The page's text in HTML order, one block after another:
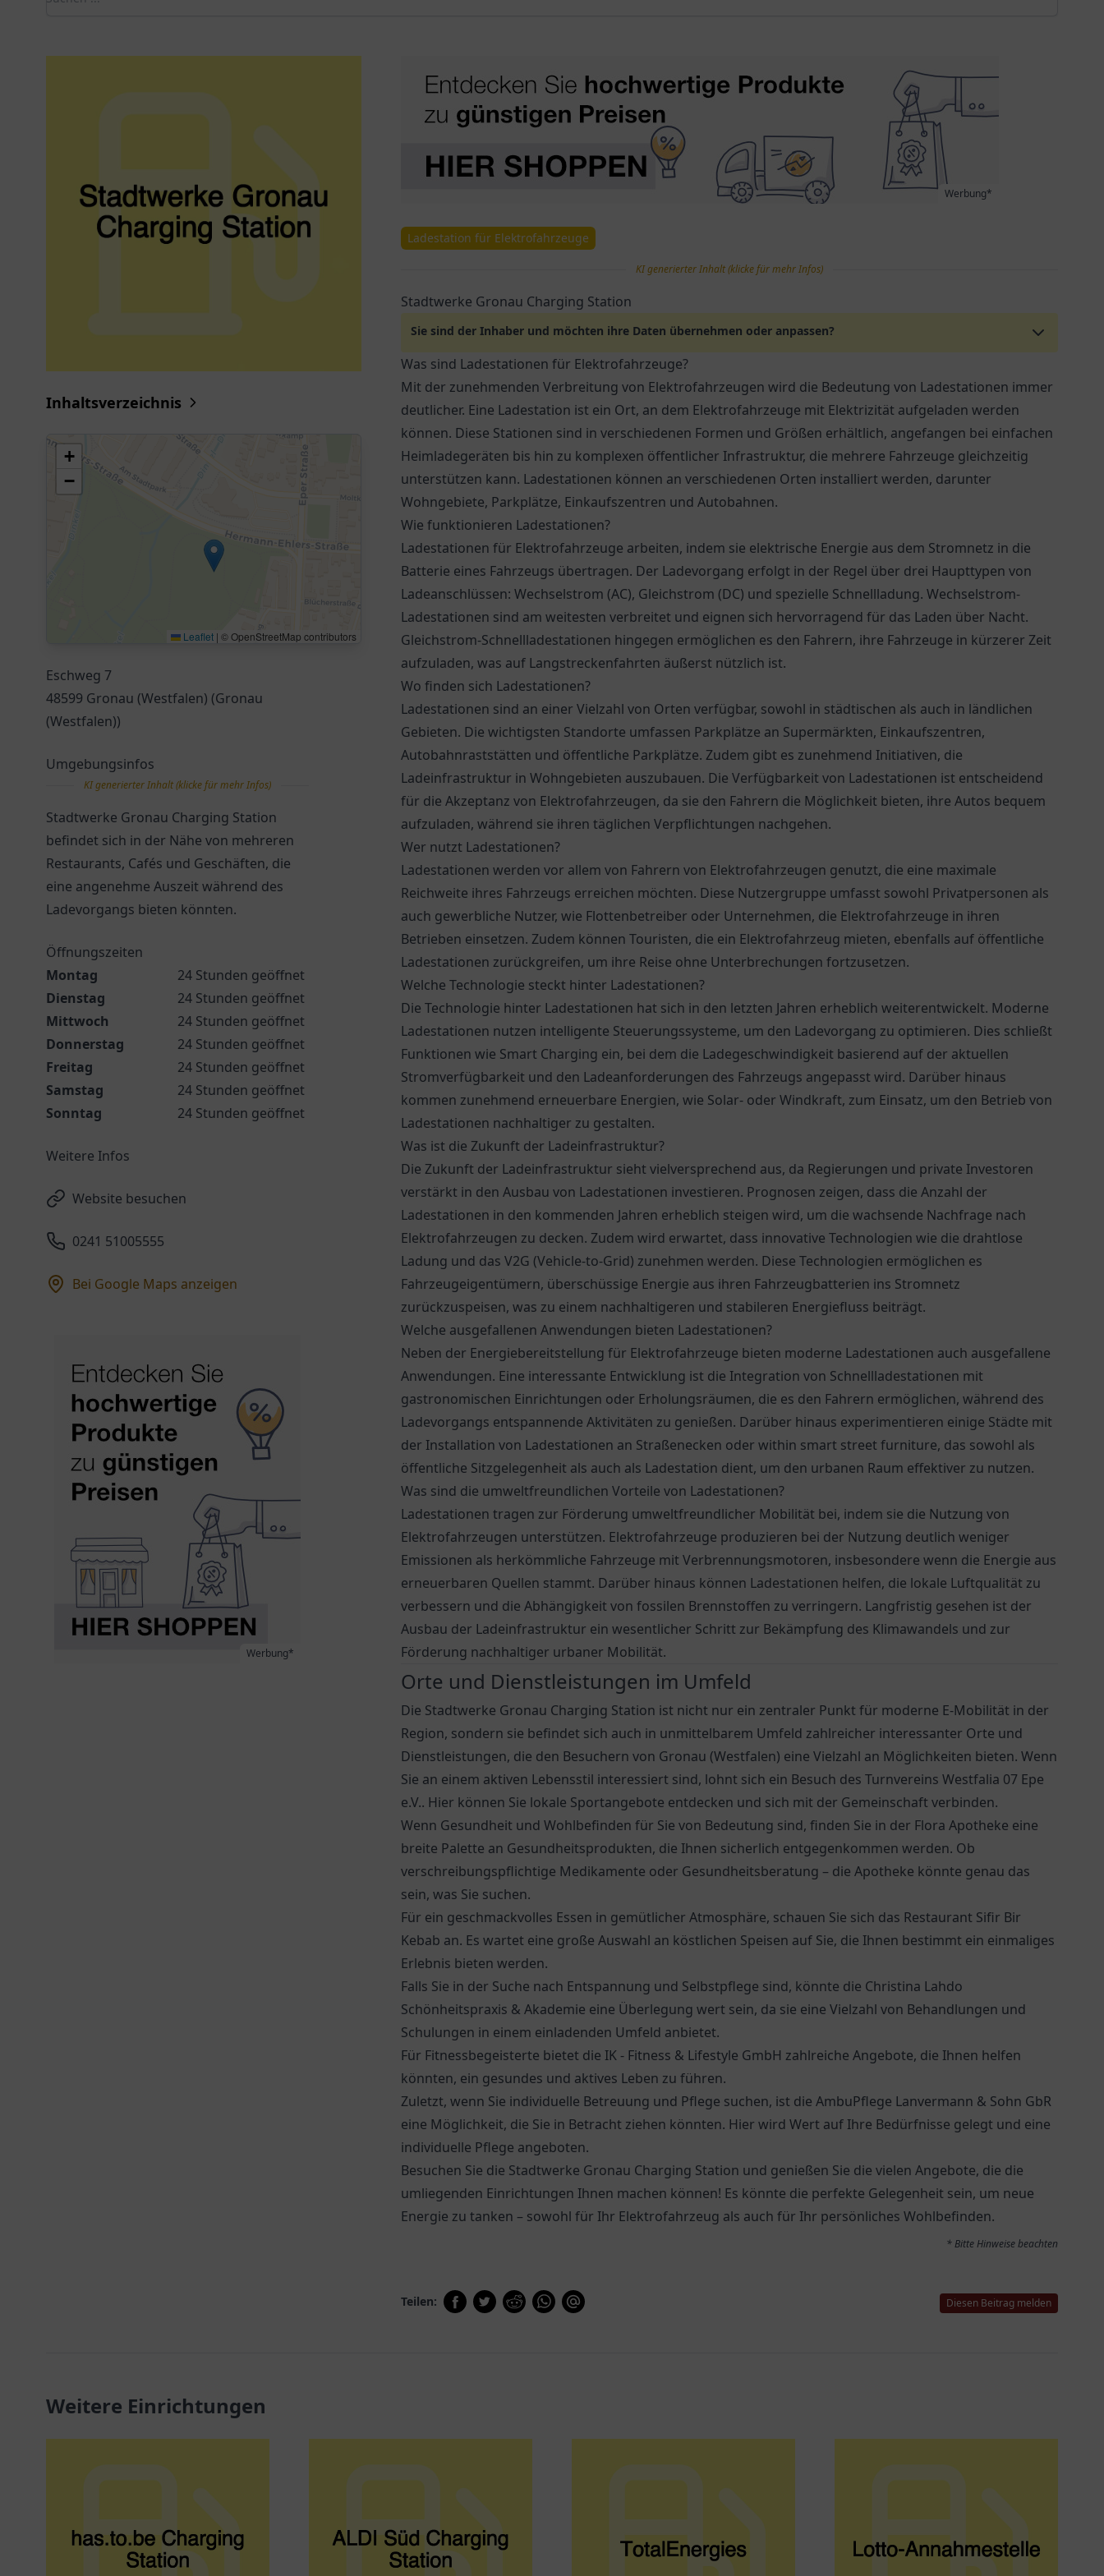
Inhaltsverzeichnis
+
−
Leaflet | © OpenStreetMap contributors
Eschweg 7
48599 Gronau (Westfalen) (Gronau
(Westfalen))
Umgebungsinfos
KI generierter Inhalt (klicke für mehr Infos)
Stadtwerke Gronau Charging Station
befindet sich in der Nähe von mehreren
Restaurants, Cafés und Geschäften, die
eine angenehme Auszeit während des
Ladevorgangs bieten könnten.
Öffnungszeiten
Montag
24 Stunden geöffnet
Dienstag
24 Stunden geöffnet
Mittwoch
24 Stunden geöffnet
Donnerstag
24 Stunden geöffnet
Freitag
24 Stunden geöffnet
Samstag
24 Stunden geöffnet
Sonntag
24 Stunden geöffnet
Weitere Infos
Website besuchen
0241 51005555
Bei Google Maps anzeigen
Werbung*
Werbung*
Ladestation für Elektrofahrzeuge
KI generierter Inhalt (klicke für mehr Infos)
Stadtwerke Gronau Charging Station
Sie sind der Inhaber und möchten ihre Daten übernehmen oder anpassen?
Was sind Ladestationen für Elektrofahrzeuge?
Mit der zunehmenden Verbreitung von Elektrofahrzeugen wird die Bedeutung von Ladestationen immer
deutlicher. Eine Ladestation ist ein Ort, an dem Elektrofahrzeuge mit Elektrizität aufgeladen werden
können. Diese Stationen sind in verschiedenen Formen und Größen erhältlich, angefangen bei einfachen
Heimladegeräten bis hin zu komplexen öffentlicher Infrastruktur, die mehrere Fahrzeuge gleichzeitig
unterstützen kann. Ladestationen können an verschiedenen Orten installiert werden, darunter
Wohngebiete, Parkplätze, Einkaufszentren und Autobahnen.
Wie funktionieren Ladestationen?
Ladestationen für Elektrofahrzeuge arbeiten, indem sie elektrische Energie aus dem Stromnetz in die
Batterie eines Fahrzeugs übertragen. Der Ladevorgang erfolgt in der Regel über drei Haupttypen von
Ladeanschlüssen: Wechselstrom (AC), Gleichstrom (DC) und spezielle Schnellladung. Wechselstrom-
Ladestationen sind am weitesten verbreitet und eignen sich hervorragend für das Laden über Nacht.
Gleichstrom-Schnellladestationen hingegen ermöglichen es den Fahrern, ihre Fahrzeuge in kürzerer Zeit
aufzuladen, was auf Langstreckenfahrten äußerst nützlich ist.
Wo finden sich Ladestationen?
Ladestationen sind an einer Vielzahl von Orten verfügbar, sowohl in städtischen als auch in ländlichen
Gebieten. Die wichtigsten Standorte umfassen Parkplätze an Supermärkten, Einkaufszentren,
Autobahnraststätten und öffentliche Parkplätze. Zudem gibt es zunehmend Initiativen, die
Ladeinfrastruktur in Wohngebieten auszubauen. Die Verfügbarkeit von Ladestationen ist entscheidend
für die Akzeptanz von Elektrofahrzeugen, da sie den Fahrern die Möglichkeit bieten, ihre Autos bequem
aufzuladen, während sie ihren täglichen Verpflichtungen nachgehen.
Wer nutzt Ladestationen?
Ladestationen werden vor allem von Fahrern von Elektrofahrzeugen genutzt, die eine maximale
Reichweite ihres Fahrzeugs erreichen möchten. Diese Nutzergruppe umfasst sowohl Privatpersonen als
auch gewerbliche Nutzer, wie Flottenbetreiber oder Unternehmen, die Elektrofahrzeuge in ihren
Betrieben einsetzen. Zudem können Touristen, die ein Elektrofahrzeug mieten, ebenfalls auf öffentliche
Ladestationen zurückgreifen, um ihre Reise ohne Unterbrechungen fortzusetzen.
Welche Technologie steckt hinter Ladestationen?
Die Technologie hinter Ladestationen hat sich in den letzten Jahren erheblich weiterentwickelt. Moderne
Ladestationen nutzen intelligente Steuerungssysteme, um den Ladevorgang zu optimieren. Dies schließt
Funktionen wie Smart Charging ein, bei dem die Ladegeschwindigkeit basierend auf der aktuellen
Stromverfügbarkeit und den Ladeanforderungen des Fahrzeugs angepasst wird. Darüber hinaus
kommen zunehmend erneuerbare Energien, wie Solar- oder Windkraft, zum Einsatz, um den Betrieb von
Ladestationen nachhaltiger zu gestalten.
Was ist die Zukunft der Ladeinfrastruktur?
Die Zukunft der Ladeinfrastruktur sieht vielversprechend aus, da Regierungen und private Investoren
verstärkt in den Ausbau von Ladestationen investieren. Prognosen zeigen, dass die Anzahl der
Ladestationen in den kommenden Jahren erheblich steigen wird, um die wachsende Nachfrage nach
Elektrofahrzeugen zu decken. Zudem wird erwartet, dass innovative Technologien wie die drahtlose
Ladung und das V2G (Vehicle-to-Grid) zunehmen werden. Diese Technologien ermöglichen es
Fahrzeugeigentümern, überschüssige Energie aus ihren Fahrzeugbatterien ins Stromnetz
zurückzuspeisen, was zu einem nachhaltigeren und stabileren Energiefluss beiträgt.
Welche ausgefallenen Anwendungen bieten Ladestationen?
Neben der Energiebereitstellung für Elektrofahrzeuge bieten moderne Ladestationen auch ausgefallene
Anwendungen. Eine interessante Entwicklung ist die Integration von Schnellladestationen mit
gastronomischen Einrichtungen oder Erholungsräumen, die es den Fahrern ermöglichen, während des
Ladevorgangs entspannende Aktivitäten zu genießen. Darüber hinaus experimentieren einige Städte mit
der Installation von Ladestationen an Straßenecken oder within smart street furniture, das sowohl als
öffentliche Sitzgelegenheit als auch als Ladestation dient, um den urbanen Raum effektiver zu nutzen.
Was sind die umweltfreundlichen Vorteile von Ladestationen?
Ladestationen tragen zur Förderung umweltfreundlicher Mobilität bei, indem sie die Nutzung von
Elektrofahrzeugen unterstützen. Elektrofahrzeuge produzieren bei der Nutzung deutlich weniger
Emissionen als herkömmliche Fahrzeuge mit Verbrennungsmotoren, insbesondere wenn die Energie aus
erneuerbaren Quellen stammt. Darüber hinaus können Ladestationen helfen, die lokale Luftqualität zu
verbessern und die Abhängigkeit von fossilen Brennstoffen zu verringern. Langfristig gesehen ist der
Ausbau der Ladeinfrastruktur ein wesentlicher Schritt zur Bekämpfung des Klimawandels und zur
Förderung nachhaltiger urbaner Mobilität.
Orte und Dienstleistungen im Umfeld
Die Stadtwerke Gronau Charging Station ist nicht nur ein zentraler Punkt für moderne E-Mobilität in der
Region, sondern sie befindet sich auch in unmittelbarem Umfeld zahlreicher interessanter Orte und
Dienstleistungen, die den Besuchern von Gronau (Westfalen) eine Vielzahl an Möglichkeiten bieten. Wenn
Sie an einem aktiven Lebensstil interessiert sind, lohnt sich ein Besuch des Turnvereins Westfalia 07 Epe
e.V.. Hier können Sie lokale Sportangebote entdecken und sich mit der Gemeinschaft verbinden.
Wenn Gesundheit und Wohlbefinden für Sie von Bedeutung sind, finden Sie in der Flora Apotheke eine
breite Palette an Gesundheitsprodukten, die Ihnen sicherlich entgegenkommen werden. Ob
verschreibungspflichtige Medikamente oder Gesundheitsberatung – die Apotheke könnte genau das
sein, was Sie suchen.
Für ein geschmackvolles Essen in gemütlicher Atmosphäre, schauen Sie sich das Restaurant Sifir Bir
Kebab an. Es wartet eine große Auswahl an köstlichen Speisen auf Sie, die Ihnen bestimmt ein einmaliges
Erlebnis bieten werden.
Falls Sie in der Suche nach Entspannung und Selbstpflege sind, könnte die Christina Lahdo
Schönheitspraxis & Akademie eine Überlegung wert sein, da sie eine Vielzahl von Behandlungen und
Schulungen in einem einladenden Umfeld anbietet.
Für Fitnessbegeisterte bietet die IK - Fitness & Lifestyle GmbH zahlreiche Angebote, die Ihnen helfen
könnten, ein gesundes und aktives Leben zu führen.
Zuletzt, wenn Sie individuelle Betreuung und Pflege suchen, ist die AmbuPflege Lanvermann & Sohn GbR
eine Möglichkeit, die Sie in Betracht ziehen könnten. Hier wird Wert auf Ihre Bedürfnisse gelegt und eine
individuelle Pflege angeboten.
Besuchen Sie die Stadtwerke Gronau Charging Station und genießen Sie die vielen Angebote, die die
umliegenden Einrichtungen Ihnen machen können! Es könnte die perfekte Gelegenheit sein, um neue
Energie zu tanken – sowohl für Ihr Elektrofahrzeug als auch für Ihr persönliches Wohlbefinden.
* Bitte Hinweise beachten
Teilen: Diesen Beitrag melden
Weitere Einrichtungen